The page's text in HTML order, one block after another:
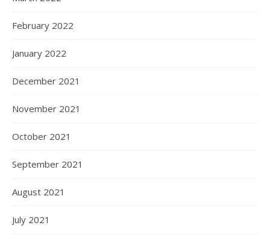
February 2022
January 2022
December 2021
November 2021
October 2021
September 2021
August 2021
July 2021